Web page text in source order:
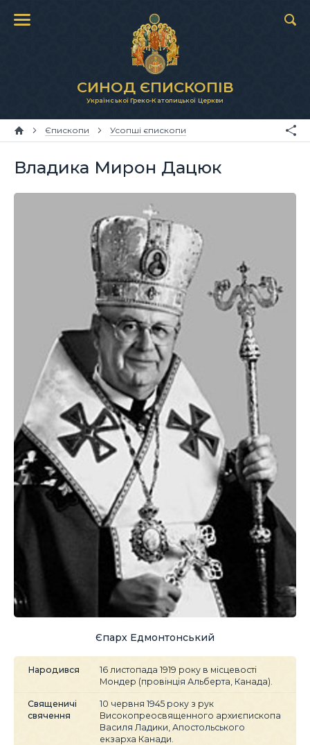
СИНОД ЄПИСКОПІВ
Української Греко-Католицької Церкви
Єпископи Усопші єпископи
Владика Мирон Дацюк
Єпарх Едмонтонський
Народився
16 листопада 1919 року в місцевості
Мондер (провінція Альберта, Канада).
Священичі
свячення
10 червня 1945 року з рук
Високопреосвященного архиєпископа
Василя Ладики, Апостольського
екзарха Канади.